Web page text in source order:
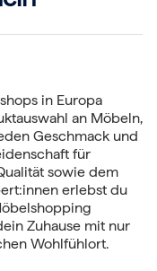
Anlässe
in Europa
an Möbeln,
Geschmack und
für
sowie dem
erlebst du
Zuhause mit nur
Wohlfühlort.